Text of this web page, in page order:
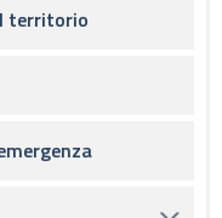
territorio